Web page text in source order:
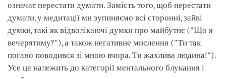
означає перестати думати. Замість того, щоб перестати
думати, у медитації ми зупиняємо всі сторонні, зайві
думки, такі як відволікаючі думки про майбутнє ("Що я
вечерятиму?"), а також негативне мислення ("Ти так
погано поводився зі мною вчора. Ти жахлива людина!").
Усе це належить до категорії ментального блукання і